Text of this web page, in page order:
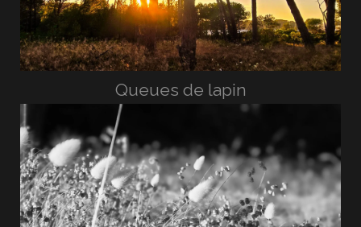
Queues de lapin